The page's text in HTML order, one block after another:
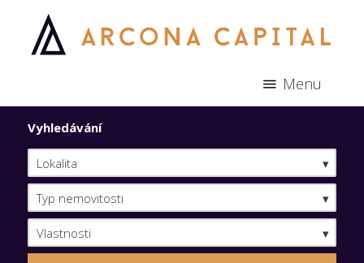
Menu
Vyhledávání
Lokalita
Typ nemovitosti
Vlastnosti